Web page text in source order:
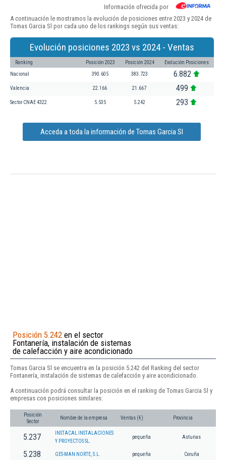
Información ofrecida por
A continuación le mostramos la evolución de posiciones entre 2023 y 2024 de
Tomas Garcia Sl por cada uno de los rankings según sus ventas:
Evolución posiciones 2023 vs 2024 - Ventas
Ranking Posición 2023 Posición 2024 Evolución Posiciones
Nacional 390.605 383.723 6.882
Valencia 22.166 21.667 499
Sector CNAE 4322 5.535 5.242 293
Acceda a toda la información de Tomas Garcia Sl
Posición 5.242 en el sector
Fontanería, instalación de sistemas
de calefacción y aire acondicionado
Tomas Garcia Sl se encuentra en la posición 5.242 del Ranking del sector
Fontanería, instalación de sistemas de calefacción y aire acondicionado.
A continuación podrá consultar la posición en el ranking de Tomas Garcia Sl y
empresas con posiciones similares:
Posición
Sector
Nombre de la empresa Ventas (€) Provincia
5.237
INSTACAL INSTALACIONES
Y PROYECTOS SL.
pequeña Asturias
5.238 GES-MAN NORTE, S.L. pequeña Coruña